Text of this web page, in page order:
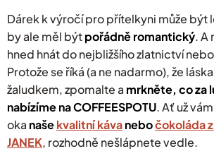
Dárek k výročí pro přítelkyni může být
by ale měl býtpořádně romantický. A
hned hnát do nejbližšího zlatnictví
Protože se říká (a ne nadarmo), že
žaludkem, zpomalte a mrkněte, co za
nabízíme na COFFEESPOTU.Ať už
oka našekvalitní kávanebočokoláda
JANEK, rozhodně nešlápnete vedle.